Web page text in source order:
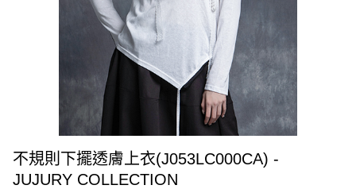
不規則下擺透膚上衣(J053LC000CA) -
JUJURY COLLECTION